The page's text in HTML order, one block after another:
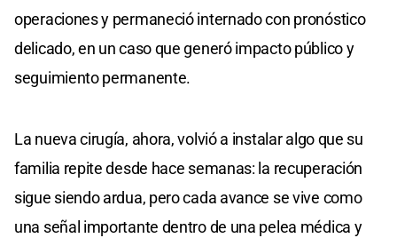
operaciones y permaneció internado con pronóstico
delicado, en un caso que generó impacto público y
seguimiento permanente.
La nueva cirugía, ahora, volvió a instalar algo que su
familia repite desde hace semanas: la recuperación
sigue siendo ardua, pero cada avance se vive como
una señal importante dentro de una pelea médica y